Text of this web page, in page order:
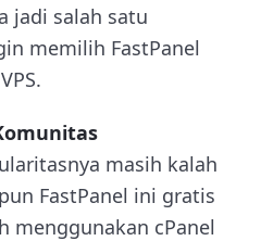
jadi salah satu
memilih FastPanel
masih kalah
FastPanel ini gratis
menggunakan cPanel